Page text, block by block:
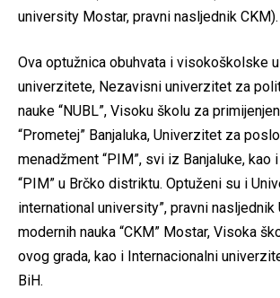
university Mostar, pravni nasljednik CKM).
Ova optužnica obuhvata i visokoškolske
univerzitete, Nezavisni univerzitet za
nauke “NUBL”, Visoku školu za
“Prometej” Banjaluka, Univerzitet za
menadžment “PIM”, svi iz Banjaluke, kao
“PIM” u Brčko distriktu. Optuženi su i
international university”, pravni
modernih nauka “CKM” Mostar, Visoka
ovog grada, kao i Internacionalni
BiH.